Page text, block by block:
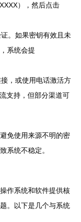
），然后点击
。如果密钥有效且未
系统会提
，或使用电话激活方
支持，但部分渠道可
免使用来源不明的密
系统不稳定。
作系统和软件提供核
。以下是几个与系统